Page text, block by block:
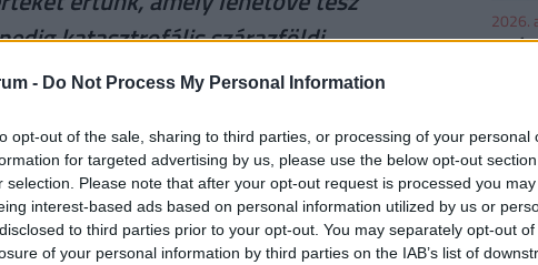
- Do Not Process My Personal Information
opt-out of the sale, sharing to third parties, or processing of your personal
for targeted advertising by us, please use the below opt-out
selection. Please note that after your opt-out request is processed you may
interest-based ads based on personal information utilized by us or
to third parties prior to your opt-out. You may separately opt-out of
of your personal information by third parties on the IAB’s list of
katasztrofális szárazföldi
tengerszint-emelkedés. Ha ezt
alkalmazkodás, és olyan
amilyet a modern
2026.
2026.